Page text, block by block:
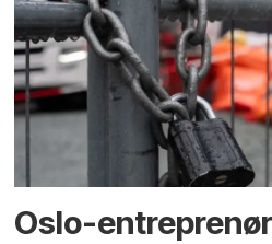
Oslo-